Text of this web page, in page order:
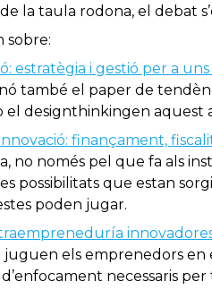
la taula rodona, el debat
sobre:
estratègia i gestió per a
també el paper de
el designthinkingen
finançament,
no només pel que fa als
possibilitats que estan
poden jugar.
juguen els emprenedors
d’enfocament necessaris